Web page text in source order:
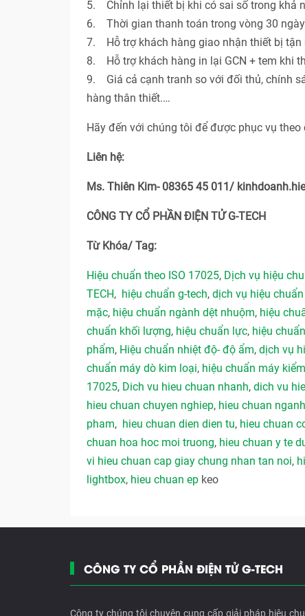
5. Chỉnh lại thiết bị khi có sai số trong khả
6. Thời gian thanh toán trong vòng 30
7. Hỗ trợ khách hàng giao nhận thiết bị tận
8. Hỗ trợ khách hàng in lại GCN + tem khi
9. Giá cả cạnh tranh so với đối thủ, chính
hàng thân thiết.…
Hãy đến với chúng tôi để được phục vụ theo
Liên hệ:
Ms. Thiên Kim- 08365 45 011/
CÔNG TY CỔ PHẦN ĐIỆN TỬ G-TECH
Từ Khóa/ Tag:
Hiệu chuẩn theo ISO 17025, Dịch vụ hiệu
TECH, hiệu chuẩn g-tech, dịch vụ hiệu
mặc, hiệu chuẩn ngành dệt nhuộm, hiệu
chuẩn khối lượng, hiệu chuẩn lực, hiệu
phẩm, Hiệu chuẩn nhiệt độ- độ ẩm, dịch vụ
chuẩn máy dò kim loại, hiệu chuẩn máy
17025, Dich vu hieu chuan nhanh, dich vu
hieu chuan chuyen nghiep, hieu chuan
pham, hieu chuan dien dien tu, hieu chuan
chuan hoa hoc moi truong, hieu chuan y te
vi hieu chuan cap giay chung nhan tan noi,
lightbox, hieu chuan ep keo
CÔNG TY CỔ PHẦN ĐIỆN TỬ G-TECH
Công ty chúng tôi chuyên cung cấp giải pháp hiệu